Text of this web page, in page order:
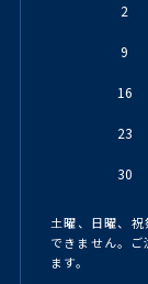
2
9
16
23
30
土曜、日曜、
できません。
ます。